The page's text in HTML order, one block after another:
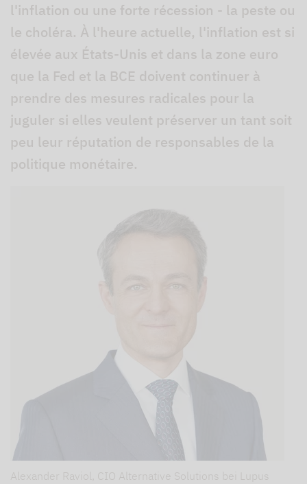
l'inflation ou une forte récession - la peste ou
le choléra. À l'heure actuelle, l'inflation est si
élevée aux États-Unis et dans la zone euro
que la Fed et la BCE doivent continuer à
prendre des mesures radicales pour la
juguler si elles veulent préserver un tant soit
peu leur réputation de responsables de la
politique monétaire.
Alexander Raviol, CIO Alternative Solutions bei Lupus